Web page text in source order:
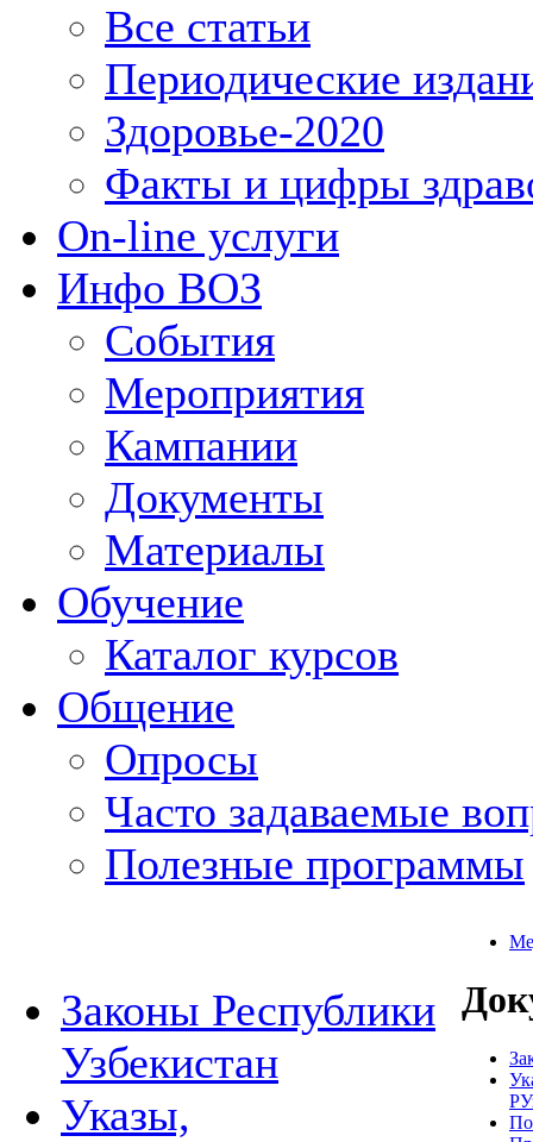
Все статьи
Периодические
Здоровье-2020
Факты и цифры
On-line услуги
Инфо ВОЗ
События
Мероприятия
Кампании
Документы
Материалы
Обучение
Каталог курсов
Общение
Опросы
Часто задаваемые
Полезные программы
Законы Республики
Узбекистан
Указы,